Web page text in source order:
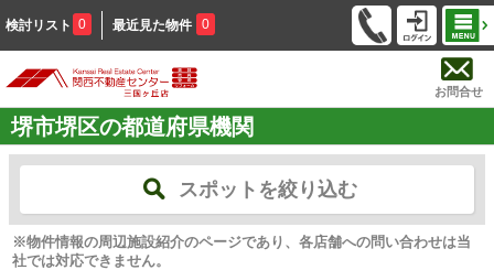
検討リスト 0 最近見た物件 0
お問合せ
堺市堺区の都道府県機関
スポットを絞り込む
※物件情報の周辺施設紹介のページであり、各店舗への問い合わせは当
社では対応できません。